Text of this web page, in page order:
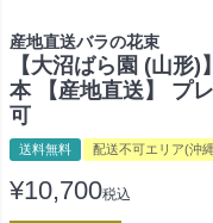
産地直送バラの花束
【大沼ばら園 (山形
本 【産地直送】 プ
可
送料無料 配送不可エリア(沖
¥10,700税込